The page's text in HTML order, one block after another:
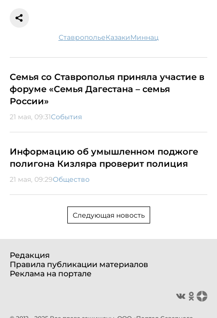
Ставрополье казаки миннац
Семья со Ставрополья приняла участие в
форуме «Семья Дагестана – семья
России»
21 мая, 09:31События
Информацию об умышленном поджоге
полигона Кизляра проверит полиция
21 мая, 09:29Общество
Следующая новость
Редакция
Правила публикации материалов
Реклама на портале